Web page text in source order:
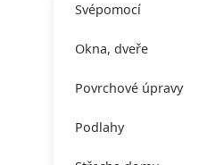
Svépomocí
Okna, dveře
Povrchové úpravy
Podlahy